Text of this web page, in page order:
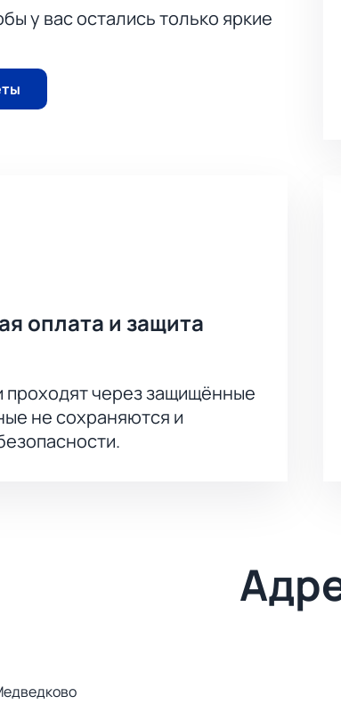
у вас остались только яркие
оплата и защита
проходят через защищённые
не сохраняются и